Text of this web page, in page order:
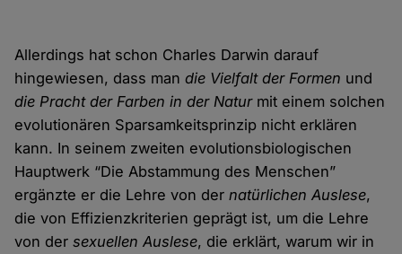
Allerdings hat schon Charles Darwin darauf
hingewiesen, dass mandie Vielfalt der Formen und
die Pracht der Farben in der Naturmit einem solchen
evolutionären Sparsamkeitsprinzip nicht erklären
kann. In seinem zweiten evolutionsbiologischen
Hauptwerk “Die Abstammung des Menschen”
ergänzte er die Lehre von dernatürlichen Auslese,
die von Effizienzkriterien geprägt ist, um die Lehre
von dersexuellen Auslese, die erklärt, warum wir in